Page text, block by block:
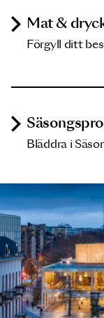
Mat &
Förgyll ditt
Bläddra i